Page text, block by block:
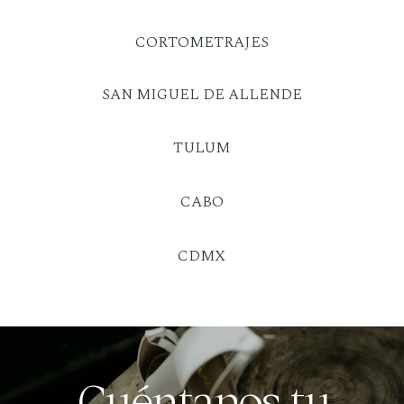
SAN MIGUEL DE ALLENDE
TULUM
CABO
CDMX
CORTOMETRAJES